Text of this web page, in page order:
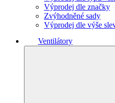
Výprodej dle značky
Zvýhodněné sady
Výprodej dle výše
Ventilátory